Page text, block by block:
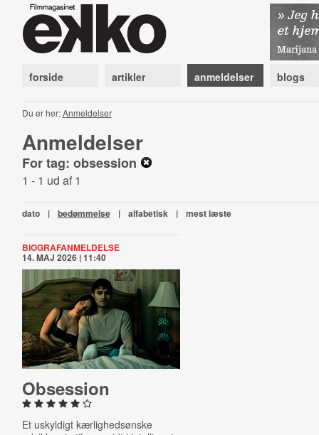
forside artikler anmeldelser blogs
Du er her:Anmeldelser
Anmeldelser
For tag: obsession
1 - 1 ud af 1
dato | bedømmelse | alfabetisk | mest læste
BIOGRAFANMELDELSE
14. MAJ 2026 | 11:40
Obsession
Et uskyldigt kærlighedsønske